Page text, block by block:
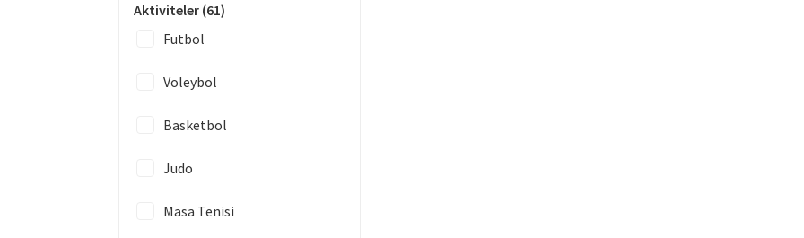
Aktiviteler (61)
Futbol
Voleybol
Basketbol
Judo
Masa Tenisi